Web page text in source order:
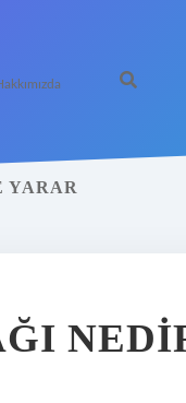
YARAR